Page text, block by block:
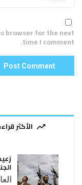
browser for the next
time I comment.
trending_up الأكثر